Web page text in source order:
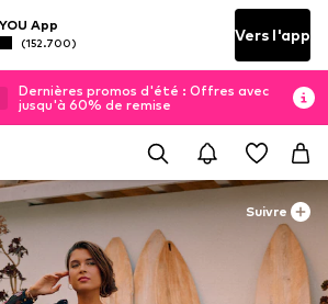
App
(152.700) Vers l'app
Dernières promos d'été : Offres avec
jusqu'à 60% de remise
Suivre